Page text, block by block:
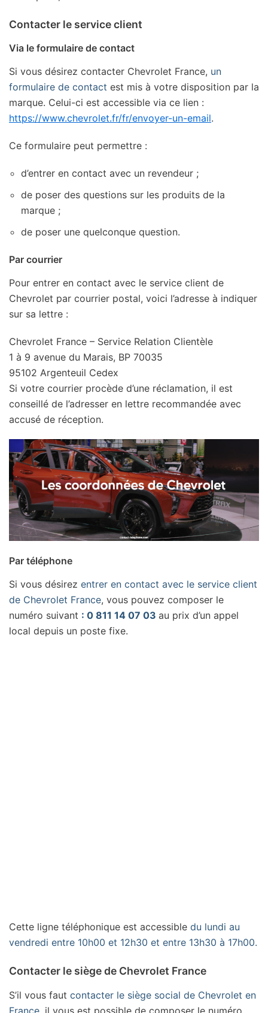
Contacter le service client
Via le formulaire de contact
Si vous désirez contacter Chevrolet France, un
formulaire de contact est mis à votre disposition par la
marque. Celui-ci est accessible via ce lien :
https://www.chevrolet.fr/fr/envoyer-un-email.
Ce formulaire peut permettre :
d’entrer en contact avec un revendeur ;
de poser des questions sur les produits de la
marque ;
de poser une quelconque question.
Par courrier
Pour entrer en contact avec le service client de
Chevrolet par courrier postal, voici l’adresse à indiquer
sur sa lettre :
Chevrolet France – Service Relation Clientèle
1 à 9 avenue du Marais, BP 70035
95102 Argenteuil Cedex
Si votre courrier procède d’une réclamation, il est
conseillé de l’adresser en lettre recommandée avec
accusé de réception.
Par téléphone
Si vous désirez entrer en contact avec le service client
de Chevrolet France, vous pouvez composer le
numéro suivant : 0 811 14 07 03 au prix d’un appel
local depuis un poste fixe.
Cette ligne téléphonique est accessible du lundi au
vendredi entre 10h00 et 12h30 et entre 13h30 à 17h00.
Contacter le siège de Chevrolet France
S’il vous faut contacter le siège social de Chevrolet en
France , il vous est possible de composer le numéro